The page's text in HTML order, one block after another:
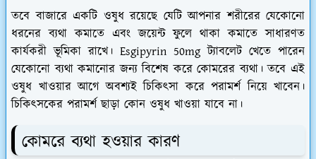
তবে বাজারে একটি ওষুধ রয়েছে যেটি আপনার শরীরের যেকোনো
ধরনের ব্যথা কমাতে এবং জয়েন্ট ফুলে থাকা কমাতে সাধারণত
কার্যকরী ভূমিকা রাখে। Esgipyrin 50mg ট্যাবলেট খেতে পারেন
যেকোনো ব্যথা কমানোর জন্য বিশেষ করে কোমরের ব্যথা। তবে এই
ওষুধ খাওয়ার আগে অবশ্যই চিকিৎসা করে পরামর্শ নিয়ে খাবেন।
চিকিৎসকের পরামর্শ ছাড়া কোন ওষুধ খাওয়া যাবে না।
কোমরে ব্যথা হওয়ার কারণ